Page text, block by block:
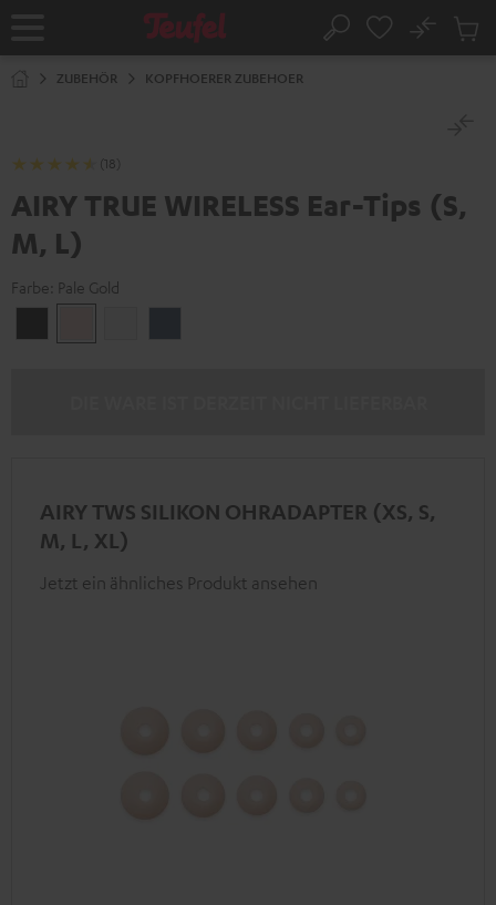
Startseite Suche
No
ZUBEHÖR KOPFHOERER ZUBEHOER
(18)
AIRY TRUE WIRELESS Ear-Tips (S,
M, L)
Farbe: Pale Gold
Black Gold
White
AIRY TWS SILIKON OHRADAPTER (XS, S,
M, L, XL)
Jetzt ein ähnliches Produkt ansehen